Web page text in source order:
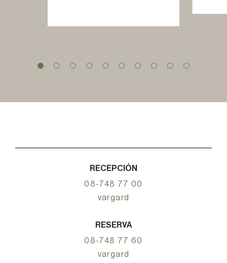
RECEPCIÓN
08-748 77 00
vargard
RESERVA
08-748 77 60
vargard